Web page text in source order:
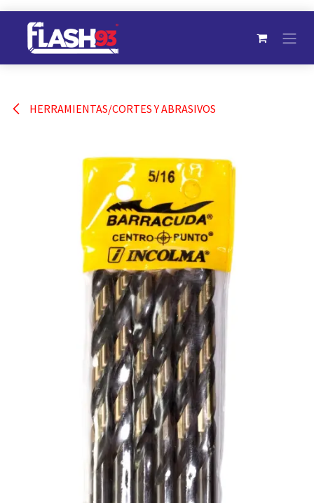
Ir al contenido
HERRAMIENTAS/CORTES Y ABRASIVOS